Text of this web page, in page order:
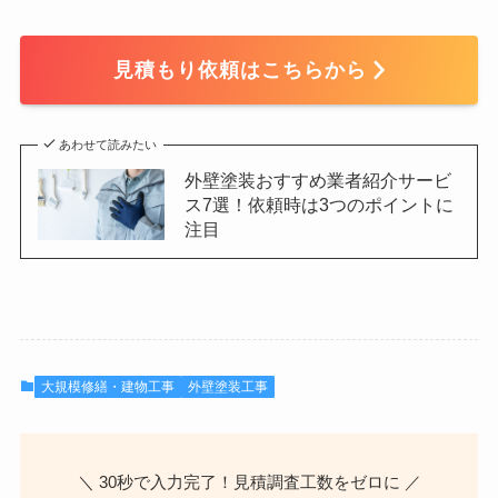
見積もり依頼はこちらから
あわせて読みたい
外壁塗装おすすめ業者紹介サービ
ス7選！依頼時は3つのポイントに
注目
大規模修繕・建物工事 外壁塗装工事
＼ 30秒で入力完了！見積調査工数をゼロに ／